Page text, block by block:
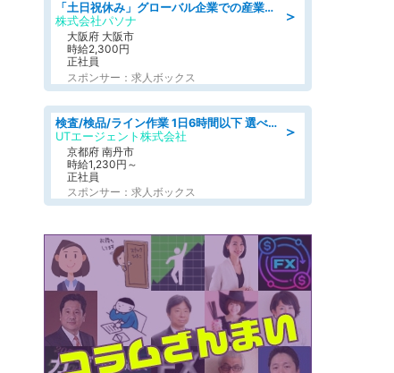
＞
「土日祝休み」グローバル企業での産業保健のお仕事/保健師/高時給/残業なし/服装自由/要資格:保健師
株式会社パソナ
大阪府 大阪市
時給2,300円
正社員
スポンサー：求人ボックス
＞
検査/検品/ライン作業 1日6時間以下 選べる勤務時間 土日祝休 明るい髪色OK
UTエージェント株式会社
京都府 南丹市
時給1,230円～
正社員
スポンサー：求人ボックス